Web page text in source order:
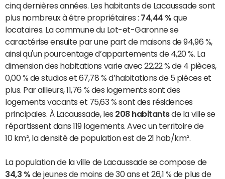
cinq dernières années. Les habitants de Lacaussade sont
plus nombreux à être propriétaires : 74,44 % que
locataires. La commune du Lot-et-Garonne se
caractérise ensuite par une part de maisons de 94,96 %,
ainsi qu'un pourcentage d’appartements de 4,20 %. La
dimension des habitations varie avec 22,22 % de 4 pièces,
0,00 % de studios et 67,78 % d’habitations de 5 pièces et
plus. Par ailleurs, 11,76 % des logements sont des
logements vacants et 75,63 % sont des résidences
principales. À Lacaussade, les 208 habitantsde la ville se
répartissent dans 119 logements. Avec un territoire de
10 km², la densité de population est de 21 hab/km².
La population de la ville de Lacaussade se compose de
34,3 % de jeunes de moins de 30 ans et 26,1 % de plus de